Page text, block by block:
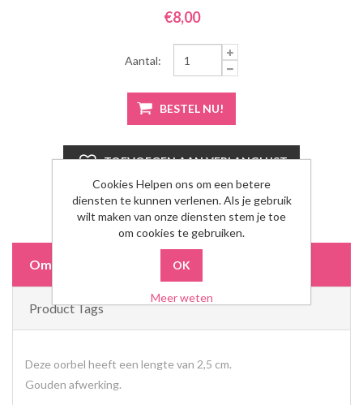
€8,00
Aantal:
Omschrijving
Product Tags
Deze oorbel heeft een lengte van 2,5 cm.
Gouden afwerking.
Cookies Helpen ons om een betere
diensten te kunnen verlenen. Als je gebruik
wilt maken van onze diensten stem je toe
om cookies te gebruiken.
Meer weten